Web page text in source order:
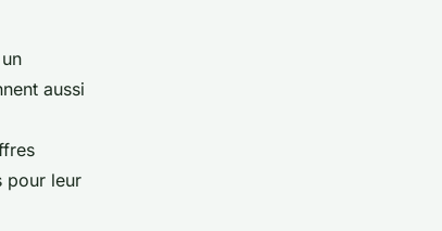
aussi
pour leur